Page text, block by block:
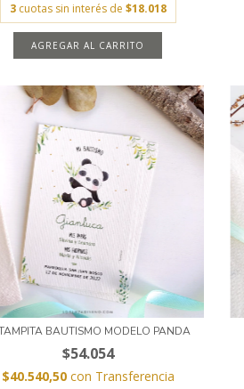
3 cuotas sin interés de $18.018
AGREGAR AL CARRITO
BAUTISMO MODELO PANDA
$54.054
$40.540,50 con Transferencia